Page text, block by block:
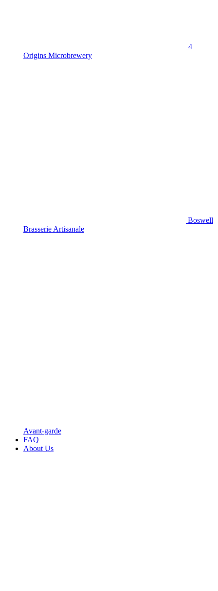
4
Origins Microbrewery
Boswell
Brasserie Artisanale
Avant-garde
FAQ
About Us